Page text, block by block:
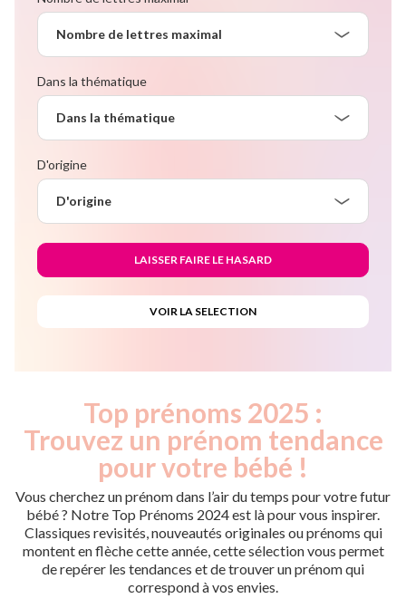
Nombre de lettres maximal
Dans la thématique
Dans la thématique
D'origine
D'origine
Top prénoms 2025 :
Trouvez un prénom tendance
pour votre bébé !
Vous cherchez un prénom dans l’air du temps pour votre futur
bébé ? Notre Top Prénoms 2024 est là pour vous inspirer.
Classiques revisités, nouveautés originales ou prénoms qui
montent en flèche cette année, cette sélection vous permet
de repérer les tendances et de trouver un prénom qui
correspond à vos envies.